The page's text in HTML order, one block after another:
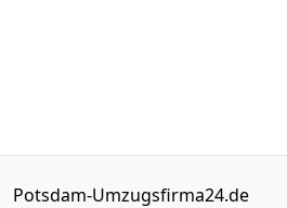
Potsdam-Umzugsfirma24.de